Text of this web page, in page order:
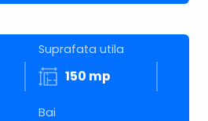
Suprafata utila
150 mp
Bai